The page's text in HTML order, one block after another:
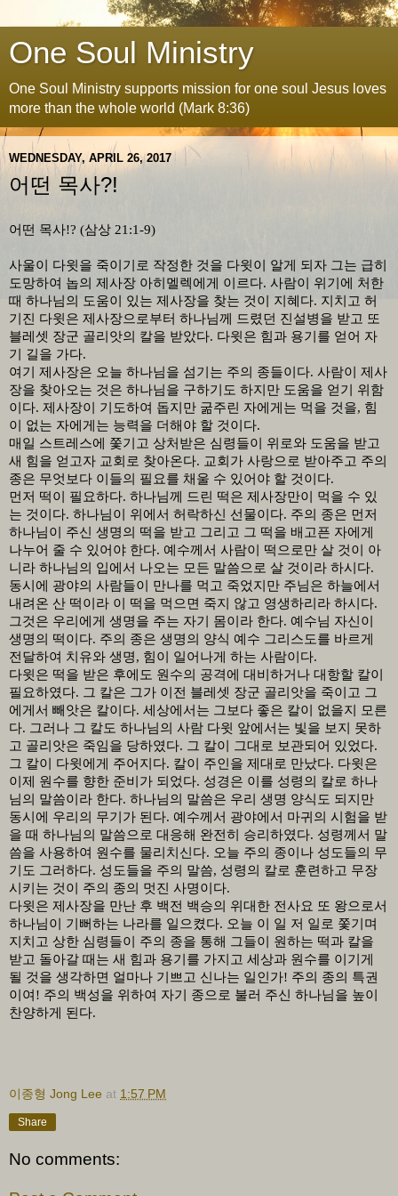
One Soul Ministry
One Soul Ministry supports mission for one soul Jesus loves
more than the whole world (Mark 8:36)
WEDNESDAY, APRIL 26, 2017
어떤 목사?!
어떤 목사!? (삼상 21:1-9)
사울이 다윗을 죽이기로 작정한 것을 다윗이 알게 되자 그는 급히
도망하여 놉의 제사장 아히멜렉에게 이르다. 사람이 위기에 처한
때 하나님의 도움이 있는 제사장을 찾는 것이 지혜다. 지치고 허
기진 다윗은 제사장으로부터 하나님께 드렸던 진설병을 받고 또
블레셋 장군 골리앗의 칼을 받았다. 다윗은 힘과 용기를 얻어 자
기 길을 가다.
여기 제사장은 오늘 하나님을 섬기는 주의 종들이다. 사람이 제사
장을 찾아오는 것은 하나님을 구하기도 하지만 도움을 얻기 위함
이다. 제사장이 기도하여 돕지만 굶주린 자에게는 먹을 것을, 힘
이 없는 자에게는 능력을 더해야 할 것이다.
매일 스트레스에 쫓기고 상처받은 심령들이 위로와 도움을 받고
새 힘을 얻고자 교회로 찾아온다. 교회가 사랑으로 받아주고 주의
종은 무엇보다 이들의 필요를 채울 수 있어야 할 것이다.
먼저 떡이 필요하다. 하나님께 드린 떡은 제사장만이 먹을 수 있
는 것이다. 하나님이 위에서 허락하신 선물이다. 주의 종은 먼저
하나님이 주신 생명의 떡을 받고 그리고 그 떡을 배고픈 자에게
나누어 줄 수 있어야 한다. 예수께서 사람이 떡으로만 살 것이 아
니라 하나님의 입에서 나오는 모든 말씀으로 살 것이라 하시다.
동시에 광야의 사람들이 만나를 먹고 죽었지만 주님은 하늘에서
내려온 산 떡이라 이 떡을 먹으면 죽지 않고 영생하리라 하시다.
그것은 우리에게 생명을 주는 자기 몸이라 한다. 예수님 자신이
생명의 떡이다. 주의 종은 생명의 양식 예수 그리스도를 바르게
전달하여 치유와 생명, 힘이 일어나게 하는 사람이다.
다윗은 떡을 받은 후에도 원수의 공격에 대비하거나 대항할 칼이
필요하였다. 그 칼은 그가 이전 블레셋 장군 골리앗을 죽이고 그
에게서 빼앗은 칼이다. 세상에서는 그보다 좋은 칼이 없을지 모른
다. 그러나 그 칼도 하나님의 사람 다윗 앞에서는 빛을 보지 못하
고 골리앗은 죽임을 당하였다. 그 칼이 그대로 보관되어 있었다.
그 칼이 다윗에게 주어지다. 칼이 주인을 제대로 만났다. 다윗은
이제 원수를 향한 준비가 되었다. 성경은 이를 성령의 칼로 하나
님의 말씀이라 한다. 하나님의 말씀은 우리 생명 양식도 되지만
동시에 우리의 무기가 된다. 예수께서 광야에서 마귀의 시험을 받
을 때 하나님의 말씀으로 대응해 완전히 승리하였다. 성령께서 말
씀을 사용하여 원수를 물리치신다. 오늘 주의 종이나 성도들의 무
기도 그러하다. 성도들을 주의 말씀, 성령의 칼로 훈련하고 무장
시키는 것이 주의 종의 멋진 사명이다.
다윗은 제사장을 만난 후 백전 백승의 위대한 전사요 또 왕으로서
하나님이 기뻐하는 나라를 일으켰다. 오늘 이 일 저 일로 쫓기며
지치고 상한 심령들이 주의 종을 통해 그들이 원하는 떡과 칼을
받고 돌아갈 때는 새 힘과 용기를 가지고 세상과 원수를 이기게
될 것을 생각하면 얼마나 기쁘고 신나는 일인가! 주의 종의 특권
이여 ! 주의 백성을 위하여 자기 종으로 불러 주신 하나님을 높이
찬양하게 된다.
이종형 Jong Lee at 1:57 PM
Share
No comments: